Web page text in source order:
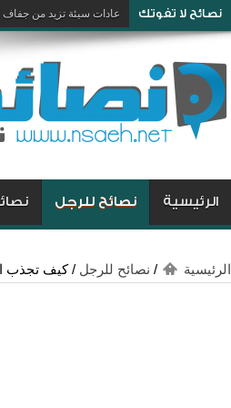
نصائح لا تفوتك عادات سيئة تزيد من جفاف
كيف تكون شخص صاحب
الرئيسية نصائح للرجل
الرئيسية / نصائح للرجل /كيف تجذب